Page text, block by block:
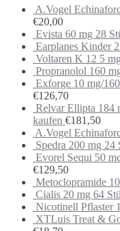
A.Vogel
€20,00
Evista 60 mg 28
Earplanes Kinder
Voltaren K 12 5
Propranolol 160
Exforge 10 mg/
€126,70
Relvar Ellipta 184
kaufen €181,50
A.Vogel
Spedra 200 mg 24
Evorel Sequi 50
€129,50
Metoclopramide
Cialis 20 mg 64
Nicotinell Pflaster
XTLuis Treat &